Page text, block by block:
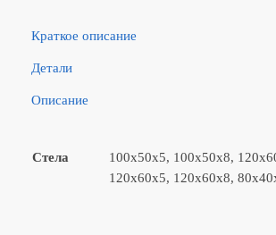
Краткое описание
Детали
Описание
Стела
100x50x5, 100x50x8,
120x60x5, 120x60x8,